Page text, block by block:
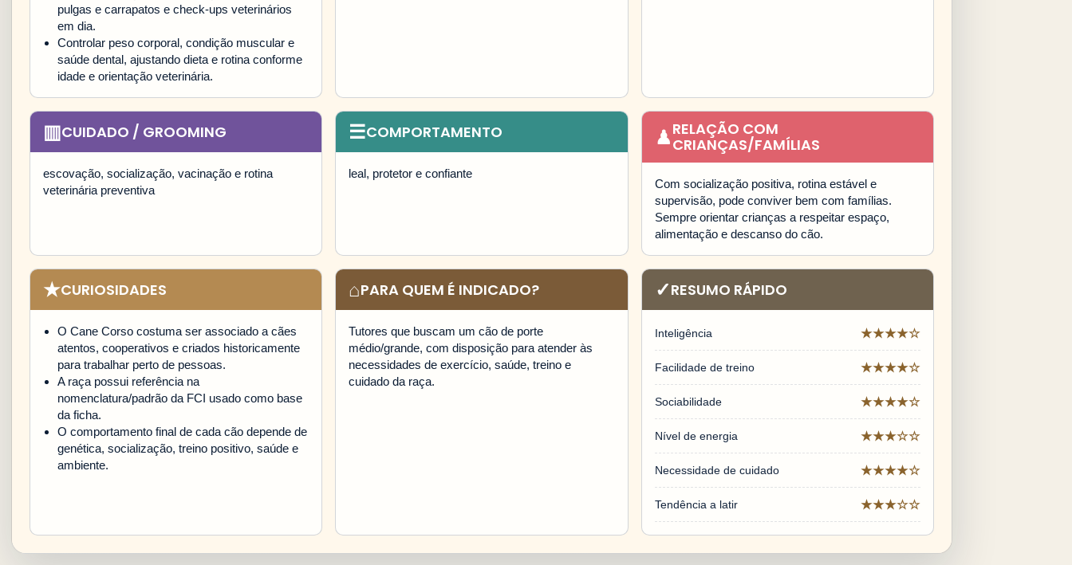
pulgas e carrapatos e check-ups veterinários
em dia.
Controlar peso corporal, condição muscular e
saúde dental, ajustando dieta e rotina conforme
idade e orientação veterinária.
▥CUIDADO / GROOMING
escovação, socialização, vacinação e rotina
veterinária preventiva
☰COMPORTAMENTO
leal, protetor e confiante
♟RELAÇÃO COM
CRIANÇAS/FAMÍLIAS
Com socialização positiva, rotina estável e
supervisão, pode conviver bem com famílias.
Sempre orientar crianças a respeitar espaço,
alimentação e descanso do cão.
★CURIOSIDADES
O Cane Corso costuma ser associado a cães
atentos, cooperativos e criados historicamente
para trabalhar perto de pessoas.
A raça possui referência na
nomenclatura/padrão da FCI usado como base
da ficha.
O comportamento final de cada cão depende de
genética, socialização, treino positivo, saúde e
ambiente.
⌂PARA QUEM É INDICADO?
Tutores que buscam um cão de porte
médio/grande, com disposição para atender às
necessidades de exercício, saúde, treino e
cuidado da raça.
✓RESUMO RÁPIDO
Inteligência ★★★★☆
Facilidade de treino ★★★★☆
Sociabilidade ★★★★☆
Nível de energia ★★★☆☆
Necessidade de cuidado ★★★★☆
Tendência a latir ★★★☆☆